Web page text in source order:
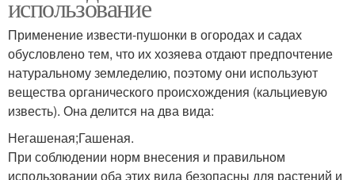
использование
Применение извести-пушонки в огородах и садах
обусловлено тем, что их хозяева отдают предпочтение
натуральному земледелию, поэтому они используют
вещества органического происхождения (кальциевую
известь). Она делится на два вида:
Негашеная;Гашеная.
При соблюдении норм внесения и правильном
использовании оба этих вида безопасны для растений и